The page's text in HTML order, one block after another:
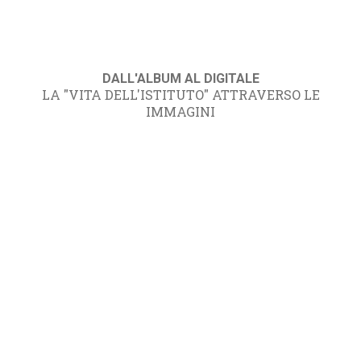
DALL'ALBUM AL DIGITALE
LA "VITA DELL'ISTITUTO" ATTRAVERSO LE
IMMAGINI